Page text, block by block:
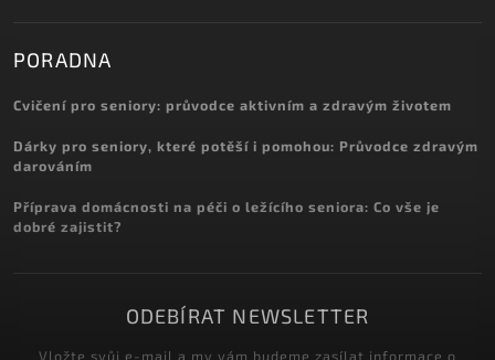
PORADNA
Cvičení pro seniory: průvodce aktivním a zdravým životem
Dárky pro seniory, které potěší i pomohou: Průvodce zdravým
darováním
Příprava domácnosti na péči o ležícího seniora: Co vše je
dobré zajistit?
ODEBÍRAT NEWSLETTER
Vložte svůj e-mail a my vám budeme zasílat informace o